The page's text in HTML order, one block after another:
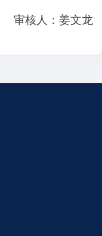
审核人：姜文龙